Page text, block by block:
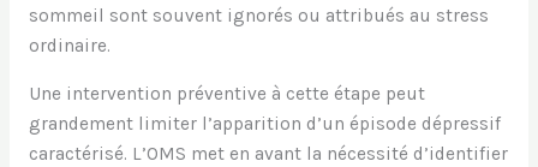
sommeil sont souvent ignorés ou attribués au stress
ordinaire.
Une intervention préventive à cette étape peut
grandement limiter l’apparition d’un épisode dépressif
caractérisé. L’OMS met en avant la nécessité d’identifier